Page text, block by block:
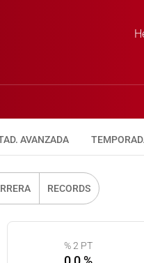
AVANZADA
RECORDS
% 2 PT